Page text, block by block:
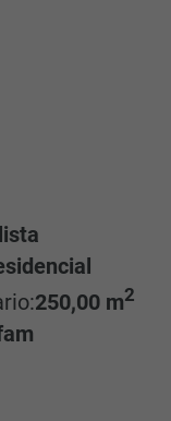
250,00 m2